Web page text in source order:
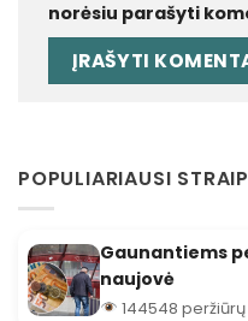
norėsiu parašyti
POPULIARIAUSI
Gaunantiems
naujovė
144548 peržiūrų